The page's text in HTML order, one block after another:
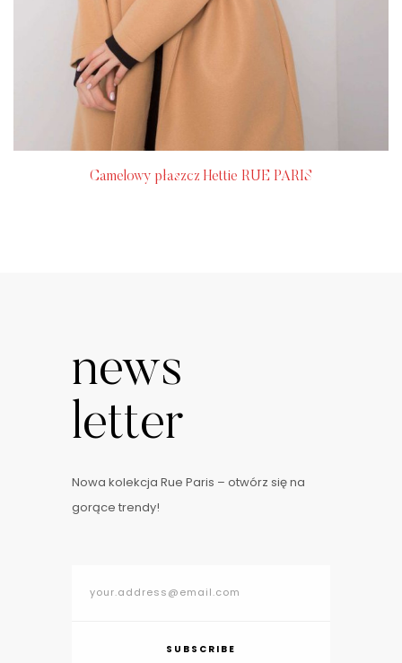
Camelowy płaszcz Hettie RUE PARIS
news
letter
Nowa kolekcja Rue Paris – otwórz się na
gorące trendy!
SUBSCRIBE